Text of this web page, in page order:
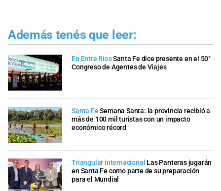
Además tenés que leer:
En Entre RíosSanta Fe dice presente en el 50°
Congreso de Agentes de Viajes
Santa Fe Semana Santa: la provincia recibió a
más de 100 mil turistas con un impacto
económico récord
Triangular internacional Las Panteras jugarán
en Santa Fe como parte de su preparación
para el Mundial